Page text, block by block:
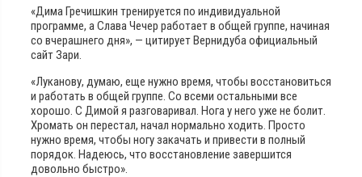
«Дима Гречишкин тренируется по индивидуальной
программе, а Слава Чечер работает в общей группе, начиная
со вчерашнего дня», — цитирует Вернидуба официальный
сайт Зари.
«Луканову, думаю, еще нужно время, чтобы восстановиться
и работать в общей группе. Со всеми остальными все
хорошо. С Димой я разговаривал. Нога у него уже не болит.
Хромать он перестал, начал нормально ходить. Просто
нужно время, чтобы ногу закачать и привести в полный
порядок. Надеюсь, что восстановление завершится
довольно быстро».